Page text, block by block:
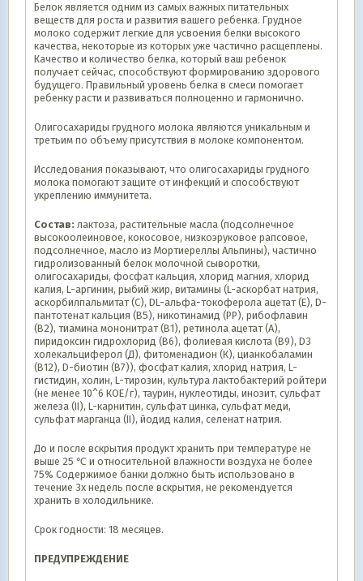
Белок является одним из самых важных питательных
веществ для роста и развития вашего ребенка. Грудное
молоко содержит легкие для усвоения белки высокого
качества, некоторые из которых уже частично расщеплены.
Качество и количество белка, который ваш ребенок
получает сейчас, способствуют формированию здорового
будущего. Правильный уровень белка в смеси помогает
ребенку расти и развиваться полноценно и гармонично.
Олигосахариды грудного молока являются уникальным и
третьим по объему присутствия в молоке компонентом.
Исследования показывают, что олигосахариды грудного
молока помогают защите от инфекций и способствуют
укреплению иммунитета.
Состав: лактоза, растительные масла (подсолнечное
высокоолеиновое, кокосовое, низкоэруковое рапсовое,
подсолнечное, масло из Мортиереллы Альпины), частично
гидролизованный белок молочной сыворотки,
олигосахариды, фосфат кальция, хлорид магния, хлорид
калия, L-аргинин, рыбий жир, витамины (L-аскорбат натрия,
аскорбилпальмитат (С), DL-альфа-токоферола ацетат (Е), D-
пантотенат кальция (В5), никотинамид (РР), рибофлавин
(В2), тиамина мононитрат (В1), ретинола ацетат (А),
пиридоксин гидрохлорид (В6), фолиевая кислота (В9), D3
холекальциферол (Д), фитоменадион (К), цианкобаламин
(В12), D-биотин (В7)), фосфат калия, хлорид натрия, L-
гистидин, холин, L-тирозин, культура лактобактерий ройтери
(не менее 10^6 КОЕ/г), таурин, нуклеотиды, инозит, сульфат
железа (II), L-карнитин, сульфат цинка, сульфат меди,
сульфат марганца (II), йодид калия, селенат натрия.
До и после вскрытия продукт хранить при температуре не
выше 25 ℃ и относительной влажности воздуха не более
75% Содержимое банки должно быть использовано в
течение 3х недель после вскрытия, не рекомендуется
хранить в холодильнике.
Срок годности: 18 месяцев.
ПРЕДУПРЕЖДЕНИЕ